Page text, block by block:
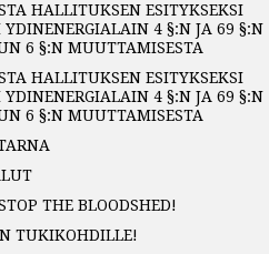
HALLITUKSEN ESITYKSEKSI
4 §:N JA 69 §:N
6 §:N MUUTTAMISESTA
HALLITUKSEN ESITYKSEKSI
4 §:N JA 69 §:N
6 §:N MUUTTAMISESTA
THE BLOODSHED!
TUKIKOHDILLE!